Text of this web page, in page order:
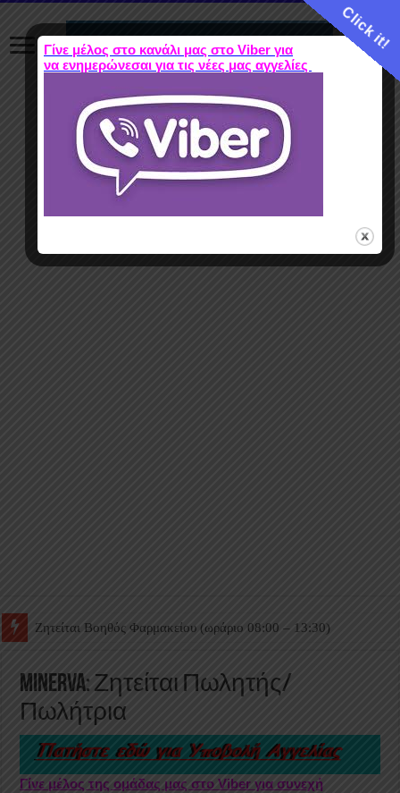
Ζητείται Βοηθός Θαλάμου
MINERVA: Ζητείται Πωλητής/
Πωλήτρια
Γίνε μέλος της ομάδας μας στο Viber για συνεχή
Click it!
Γίνε μέλος στο κανάλι μας στο Viber για
να ενημερώνεσαι για τις νέες μας αγγελίες